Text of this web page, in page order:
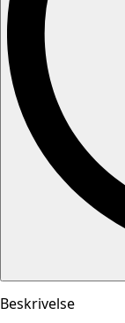
Beskrivelse